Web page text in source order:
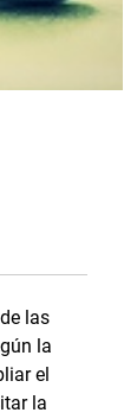
las
la
el
la